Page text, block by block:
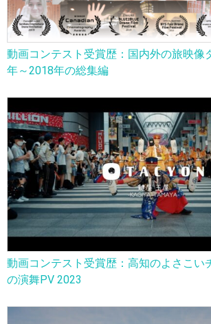
動画コンテスト受賞歴：国内外の旅映像
年～2018年の総集編
動画コンテスト受賞歴：高知のよさこい
の演舞PV 2023